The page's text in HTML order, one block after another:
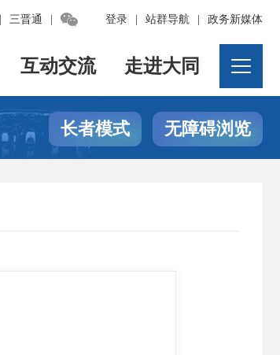
登录 站群导航 政务新媒体
三晋通 
互动交流 走进大同
长者模式 无障碍浏览